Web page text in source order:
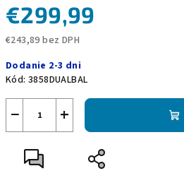
€299,99
€243,89 bez DPH
cena:
Dodanie 2-3 dni
Kód: 3858DUALBAL
+
−